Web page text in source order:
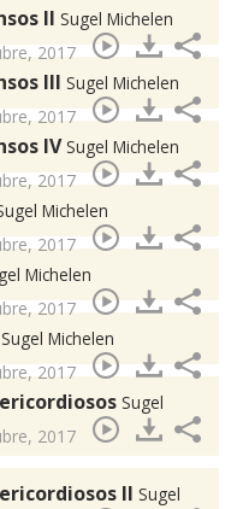
II Sugel Michelen
2017
III Sugel Michelen
2017
IVSugel Michelen
2017
Michelen
2017
Michelen
2017
Sugel Michelen
2017
Sugel
2017
II Sugel